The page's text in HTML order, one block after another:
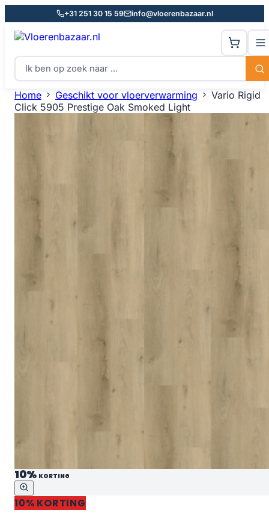
+31 251 30 15 59 info@vloerenbazaar.nl
Home Geschikt voor vloerverwarming
Vario Rigid
Click 5905 Prestige Oak Smoked Light
10% KORTING
10% KORTING